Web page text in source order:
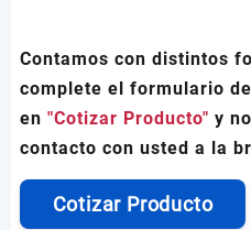
Contamos con distintos
complete el formulario
en "Cotizar Producto" y
contacto con usted a la
Cotizar Producto